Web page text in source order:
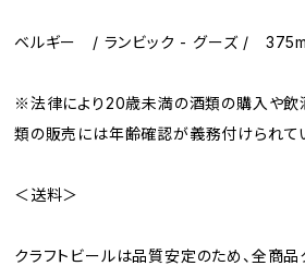
ベルギー / ランビック - グーズ /
※法律により20歳未満の酒類の購入や飲
類の販売には年齢確認が義務付けられて
＜送料＞
クラフトビールは品質安定のため、全商品